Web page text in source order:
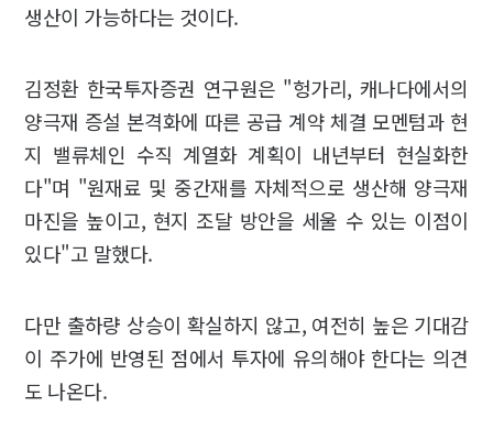
생산이 가능하다는 것이다.
김정환 한국투자증권 연구원은 "헝가리, 캐나다에서의
양극재 증설 본격화에 따른 공급 계약 체결 모멘텀과 현
지 밸류체인 수직 계열화 계획이 내년부터 현실화한
다"며 "원재료 및 중간재를 자체적으로 생산해 양극재
마진을 높이고, 현지 조달 방안을 세울 수 있는 이점이
있다"고 말했다.
다만 출하량 상승이 확실하지 않고, 여전히 높은 기대감
이 주가에 반영된 점에서 투자에 유의해야 한다는 의견
도 나온다.